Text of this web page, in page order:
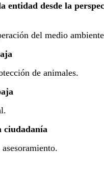
entidad desde la
del medio
de animales.
ciudadanía